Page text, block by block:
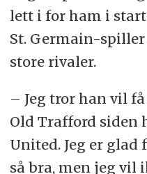
lett i for ham i
St. Germain-
store rivaler.
– Jeg tror han vil
Old Trafford siden
United. Jeg er glad
så bra, men jeg vil